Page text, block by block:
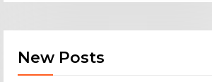
New Posts